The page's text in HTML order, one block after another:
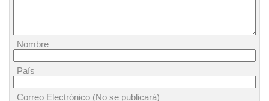
Nombre
País
Correo Electrónico (No se publicará)